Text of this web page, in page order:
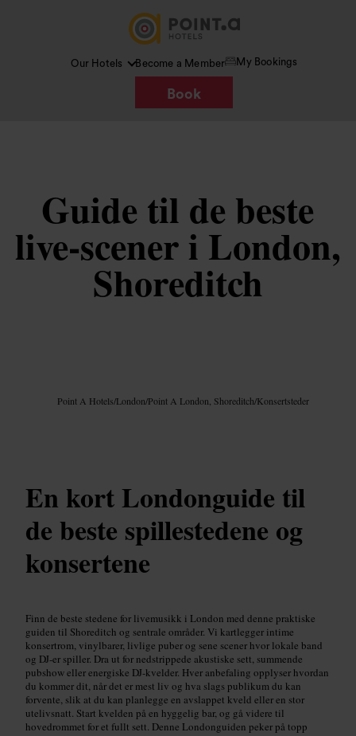
Our Hotels Become a Member My Bookings
Book
Guide til de beste
live-scener i London,
Shoreditch
Point A Hotels/London/Point A London, Shoreditch/Konsertsteder
En kort Londonguide til
de beste spillestedene og
konsertene
Finn de beste stedene for livemusikk i London med denne praktiske
guiden til Shoreditch og sentrale områder. Vi kartlegger intime
konsertrom, vinylbarer, livlige puber og sene scener hvor lokale band
og DJ-er spiller. Dra ut for nedstrippede akustiske sett, summende
pubshow eller energiske DJ-kvelder. Hver anbefaling opplyser hvordan
du kommer dit, når det er mest liv og hva slags publikum du kan
forvente, slik at du kan planlegge en avslappet kveld eller en stor
utelivsnatt. Start kvelden på en hyggelig bar, og gå videre til
hovedrommet for et fullt sett. Denne Londonguiden peker på topp